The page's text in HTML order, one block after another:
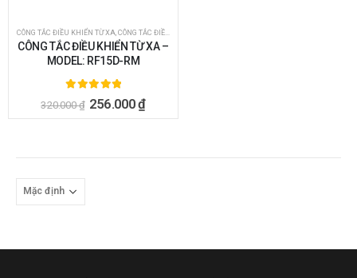
CÔNG TẮC ĐIỀU KHIỂN TỪ XA CÔNG TẮC ĐIỀU KHIỂN TỪ XA BẰNG REMOTE
CÔNG TẮC ĐIỀU KHIỂN TỪ XA –
MODEL: RF15D-RM
ngoài 5
320.000₫ 256.000₫